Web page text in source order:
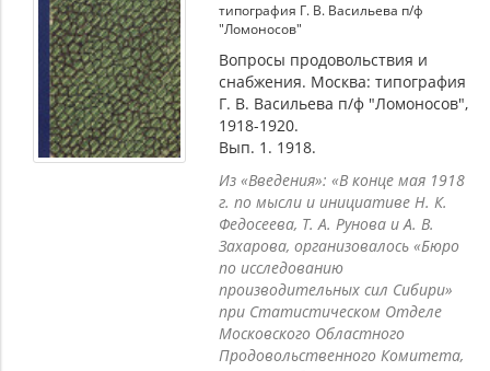
типография Г. В. Васильева п/ф
"Ломоносов"
Вопросы продовольствия и
снабжения. Москва: типография
Г. В. Васильева п/ф "Ломоносов",
1918-1920.
Вып. 1. 1918.
Из «Введения»: «В конце мая 1918
г. по мысли и инициативе Н. К.
Федосеева, Т. А. Рунова и А. В.
Захарова, организовалось «Бюро
по исследованию
производительных сил Сибири»
при Статистическом Отделе
Московского Областного
Продовольственного Комитета,